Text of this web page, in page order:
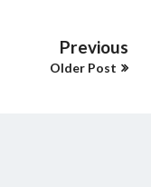
Previous
Older Post